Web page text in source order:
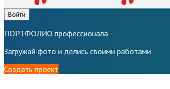
Войти
ПОРТФОЛИО профессионала
Загружай фото и делись своими работами
Создать проект